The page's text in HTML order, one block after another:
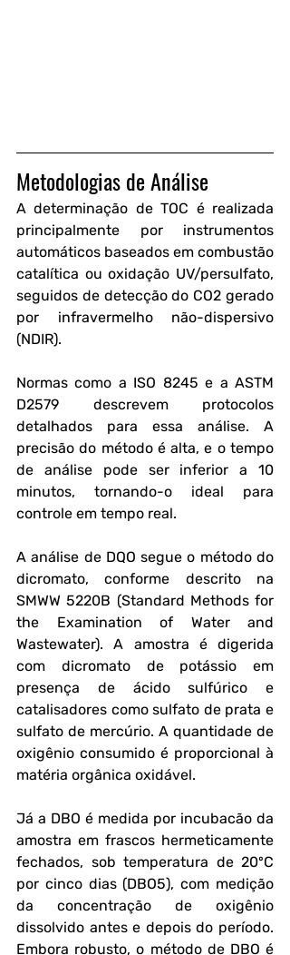
Metodologias de Análise
A determinação de TOC é realizada
principalmente por instrumentos
automáticos baseados em combustão
catalítica ou oxidação UV/persulfato,
seguidos de detecção do CO2 gerado
por infravermelho não-dispersivo
(NDIR).
Normas como a ISO 8245 e a ASTM
D2579 descrevem protocolos
detalhados para essa análise. A
precisão do método é alta, e o tempo
de análise pode ser inferior a 10
minutos, tornando-o ideal para
controle em tempo real.
A análise de DQO segue o método do
dicromato, conforme descrito na
SMWW 5220B (Standard Methods for
the Examination of Water and
Wastewater). A amostra é digerida
com dicromato de potássio em
presença de ácido sulfúrico e
catalisadores como sulfato de prata e
sulfato de mercúrio. A quantidade de
oxigênio consumido é proporcional à
matéria orgânica oxidável.
Já a DBO é medida por incubacão da
amostra em frascos hermeticamente
fechados, sob temperatura de 20ºC
por cinco dias (DBO5), com medição
da concentração de oxigênio
dissolvido antes e depois do período.
Embora robusto, o método de DBO é